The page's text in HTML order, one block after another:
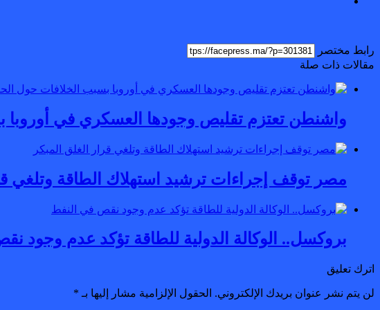
رابط مختصر
مقالات ذات صلة
واشنطن تعتزم تقليص وجودها العسكري في
مصر توقف إجراءات ترشيد استهلاك الطاقة وتلغي
بروكسل.. الوكالة الدولية للطاقة تؤكد عدم وجود
اترك تعليق
لن يتم نشر عنوان بريدك الإلكتروني. الحقول الإلزامية مشار إليها بـ *